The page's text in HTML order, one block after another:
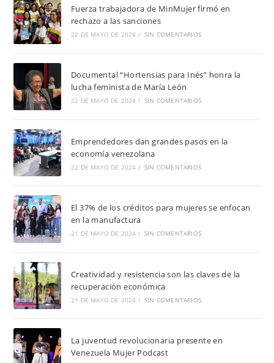
Fuerza trabajadora de MinMujer firmó en
rechazo a las sanciones
22 DE MAYO DE 2024 / SIN COMENTARIOS
Documental “Hortensias para Inés” honra la
lucha feminista de María León
22 DE MAYO DE 2024 / SIN COMENTARIOS
Emprendedores dan grandes pasos en la
economía venezolana
22 DE MAYO DE 2024 / SIN COMENTARIOS
El 37% de los créditos para mujeres se enfocan
en la manufactura
21 DE MAYO DE 2024 / SIN COMENTARIOS
Creatividad y resistencia son las claves de la
recuperación económica
21 DE MAYO DE 2024 / SIN COMENTARIOS
La juventud revolucionaria presente en
Venezuela Mujer Podcast